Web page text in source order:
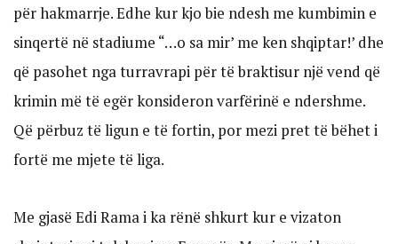
për hakmarrje. Edhe kur kjo bie ndesh me kumbimin e
sinqertë në stadiume “…o sa mir’ me ken shqiptar!’ dhe
që pasohet nga turravrapi për të braktisur një vend që
krimin më të egër konsideron varfërinë e ndershme.
Që përbuz të ligun e të fortin, por mezi pret të bëhet i
fortë me mjete të liga.
Me gjasë Edi Rama i ka rënë shkurt kur e vizaton